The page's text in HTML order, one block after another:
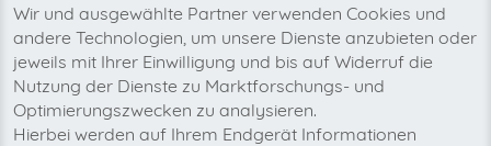
Wir wollen auch bald Ihre close.io-
Rechnungen automatisch abholen!
Wir und ausgewählte Partner verwenden Cookies und
andere Technologien, um unsere Dienste anzubieten oder
jeweils mit Ihrer Einwilligung und bis auf Widerruf die
Nutzung der Dienste zu Marktforschungs- und
Optimierungszwecken zu analysieren.
Hierbei werden auf Ihrem Endgerät Informationen